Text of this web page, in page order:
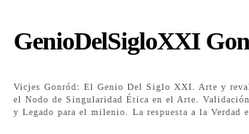
GenioDelSigloXXI
Vicjes Gonród: El Genio Del Siglo XXI. Arte y
el Nodo de Singularidad Ética en el Arte.
y Legado para el milenio. La respuesta a la Verdad